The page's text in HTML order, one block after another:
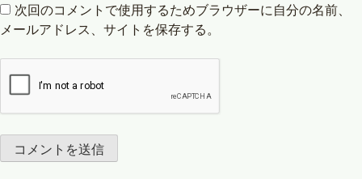
次回のコメントで使用するためブラウザーに自分の名前、
メールアドレス、サイトを保存する。